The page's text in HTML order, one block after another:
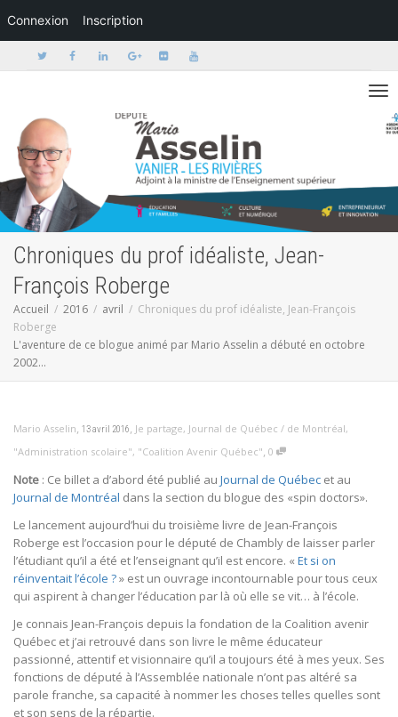
Connexion Inscription
Activer/
Chroniques du prof idéaliste, Jean-
François Roberge
Accueil 2016 avril
Chroniques du prof idéaliste, Jean-François
Roberge
L'aventure de ce blogue animé par Mario Asselin a débuté en octobre
2002...
Mario Asselin, 13 avril 2016, Je partage, Journal de Québec / de Montréal,
"Administration scolaire", "Coalition Avenir Québec", 0
Note : Ce billet a d’abord été publié au Journal de Québec et au
Journal de Montréal dans la section du blogue des «spin doctors».
Le lancement aujourd’hui du troisième livre de Jean-François
Roberge est l’occasion pour le député de Chambly de laisser parler
l’étudiant qu’il a été et l’enseignant qu’il est encore. « Et si on
réinventait l’école ?» est un ouvrage incontournable pour tous ceux
qui aspirent à changer l’éducation par là où elle se vit… à l’école.
Je connais Jean-François depuis la fondation de la Coalition avenir
Québec et j’ai retrouvé dans son livre le même éducateur
passionné, attentif et visionnaire qu’il a toujours été à mes yeux. Ses
fonctions de député à l’Assemblée nationale n’ont pas altéré sa
parole franche, sa capacité à nommer les choses telles quelles sont
et son sens de la répartie.